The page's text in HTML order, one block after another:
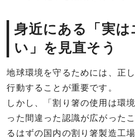
身近にある「実は
い」を見直そう
地球環境を守るためには、正
行動することが重要です。
しかし、「割り箸の使用は環
った間違った認識が広がった
るはずの国内の割り箸製造工